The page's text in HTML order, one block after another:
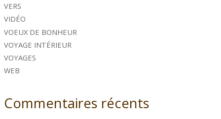
VERS
VIDÉO
VOEUX DE BONHEUR
VOYAGE INTÉRIEUR
VOYAGES
WEB
Commentaires récents